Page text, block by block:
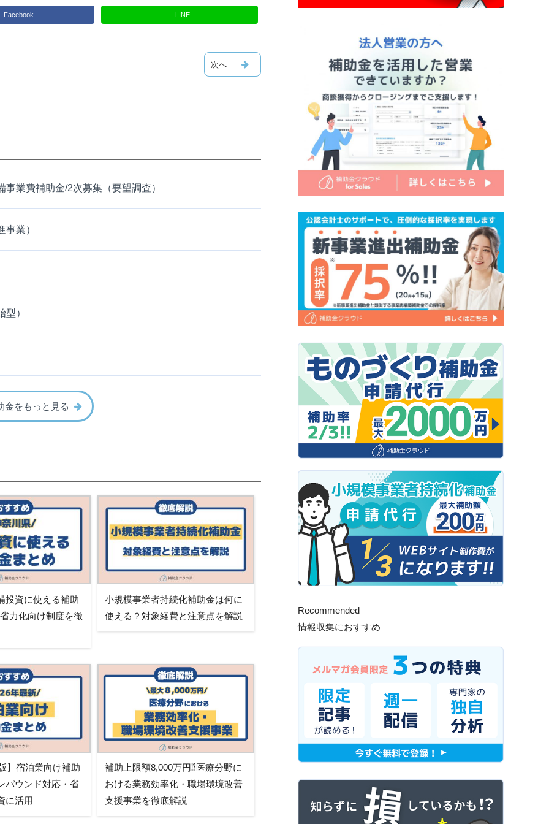
Facebook LINE
業費補助金/2次募集（要望調査）
業）
）
金をもっと見る
投資に使える補助
力化向け制度を徹
小規模事業者持続化補助金は何に
使える？対象経費と注意点を解説
】宿泊業向け補助
バウンド対応・省
に活用
補助上限額8,000万円⁉医療分野に
おける業務効率化・職場環境改善
支援事業を徹底解説
Recommended
情報収集におすすめ